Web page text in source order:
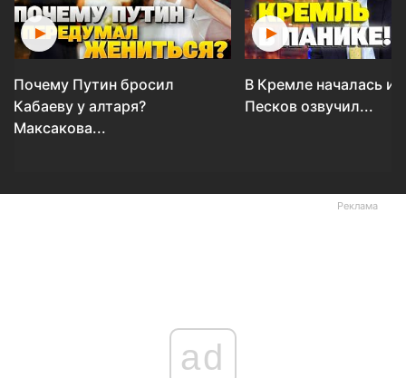
Почему Путин бросил
Кабаеву у алтаря?
Максакова...
В Кремле началась
Песков озвучил...
Реклама
ad